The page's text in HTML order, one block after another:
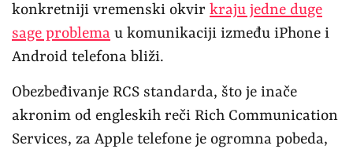
konkretniji vremenski okvir kraju jedne duge
sage problema u komunikaciji između iPhone i
Android telefona bliži.
Obezbeđivanje RCS standarda, što je inače
akronim od engleskih reči Rich Communication
Services, za Apple telefone je ogromna pobeda,